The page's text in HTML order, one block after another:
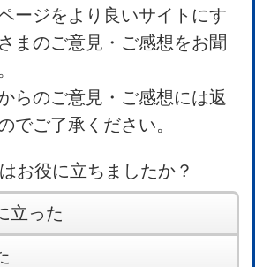
ージをより良いサイトにす
まのご意見・ご感想をお聞
らのご意見・ご感想には返
でご了承ください。
お役に立ちましたか？
立った